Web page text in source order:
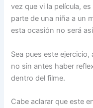
vez que vi la película,
parte de una niña a un
esta ocasión no será
Sea pues este
no sin antes haber
dentro del filme.
Cabe aclarar que este